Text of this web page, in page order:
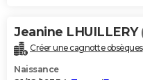
Jeanine LHUILLERY
Créer une cagnotte obsèques
Naissance